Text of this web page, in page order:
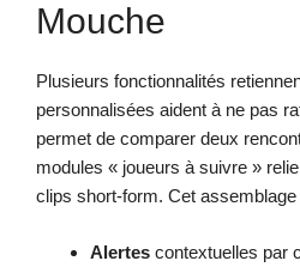
Mouche
Plusieurs fonctionnalités
personnalisées aident à ne pas
permet de comparer deux
modules « joueurs à suivre »
clips short-form. Cet
Alertes contextuelles par